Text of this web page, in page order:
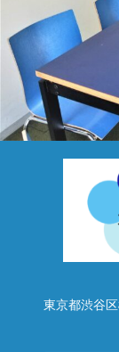
東京都渋谷